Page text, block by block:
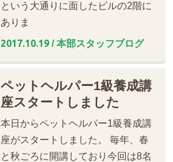
という大通りに面したビルの2階に
ありま
2017.10.19 / 本部スタッフブログ
ペットヘルパー1級養成講
座スタートしました
本日からペットヘルパー1級養成講
座がスタートしました。 毎年、春
と秋ごろに開講しており今回は8名